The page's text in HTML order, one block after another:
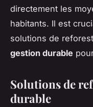
directement les
habitants. Il est
solutions de
gestion durable
Solutions de
durable